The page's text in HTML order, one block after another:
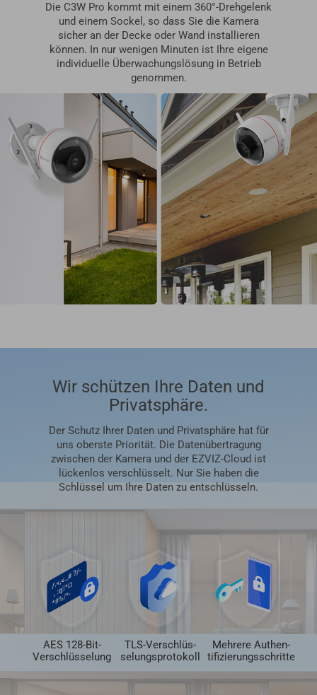
Die C3W Pro kommt mit einem 360°-Drehgelenk
und einem Sockel, so dass Sie die Kamera
sicher an der Decke oder Wand installieren
können. In nur wenigen Minuten ist Ihre eigene
individuelle Überwachungslösung in Betrieb
genommen.
Wir schützen Ihre Daten und
Privatsphäre.
Der Schutz Ihrer Daten und Privatsphäre hat für
uns oberste Priorität. Die Datenübertragung
zwischen der Kamera und der EZVIZ-Cloud ist
lückenlos verschlüsselt. Nur Sie haben die
Schlüssel um Ihre Daten zu entschlüsseln.
AES 128-Bit-
Verschlüsselung
TLS-Verschlüs-
selungsprotokoll
Mehrere Authen-
tifizierungsschritte